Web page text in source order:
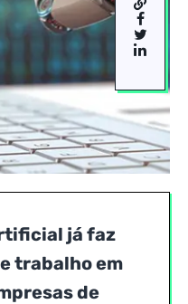
já faz
trabalho em
de